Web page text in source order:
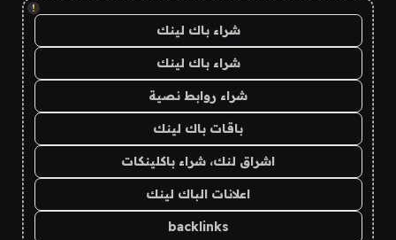
!
شراء باك لينك
شراء باك لينك
شراء روابط نصية
باقات باك لينك
اشراق لنك، شراء باكلينكات
اعلانات الباك لينك
backlinks